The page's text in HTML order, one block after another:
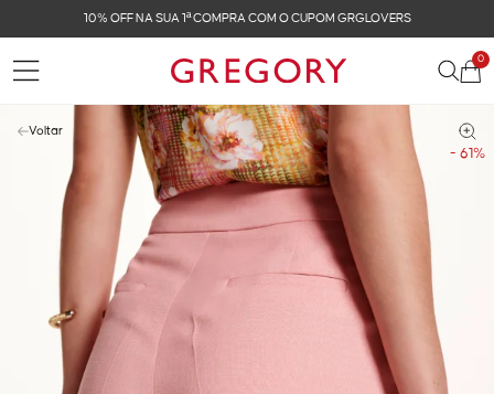
10% OFF NA SUA 1ª COMPRA COM O CUPOM GRGLOVERS
0
- 61%
Voltar